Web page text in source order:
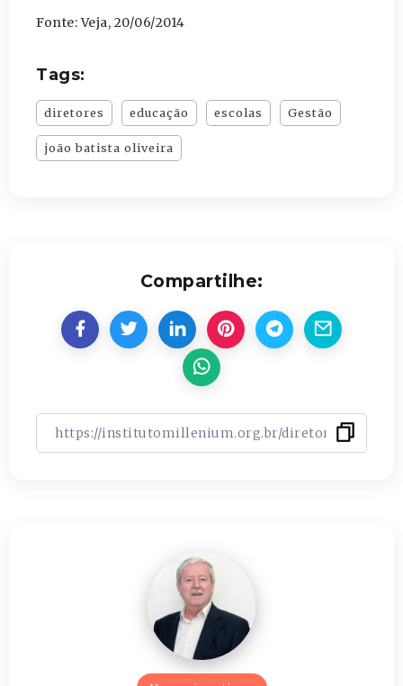
Fonte: Veja, 20/06/2014
Tags:
diretores educação escolas Gestão
joão batista oliveira
Compartilhe: